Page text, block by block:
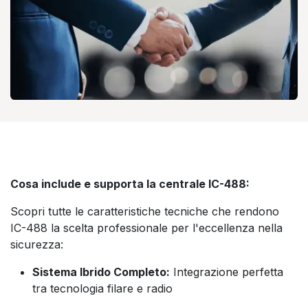
Cosa include e supporta la centrale IC-488:
Scopri tutte le caratteristiche tecniche che rendono
IC-488 la scelta professionale per l'eccellenza nella
sicurezza:
Sistema Ibrido Completo: Integrazione perfetta
tra tecnologia filare e radio